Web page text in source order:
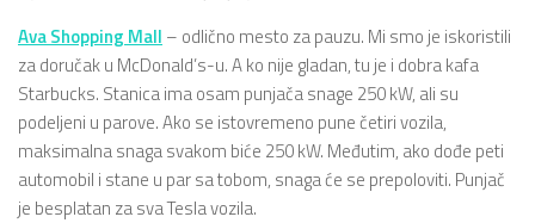
Ava Shopping Mall – odlično mesto za pauzu. Mi smo je iskoristili
za doručak u McDonald’s-u. A ko nije gladan, tu je i dobra kafa
Starbucks. Stanica ima osam punjača snage 250 kW, ali su
podeljeni u parove. Ako se istovremeno pune četiri vozila,
maksimalna snaga svakom biće 250 kW. Međutim, ako dođe peti
automobil i stane u par sa tobom, snaga će se prepoloviti. Punjač
je besplatan za sva Tesla vozila.